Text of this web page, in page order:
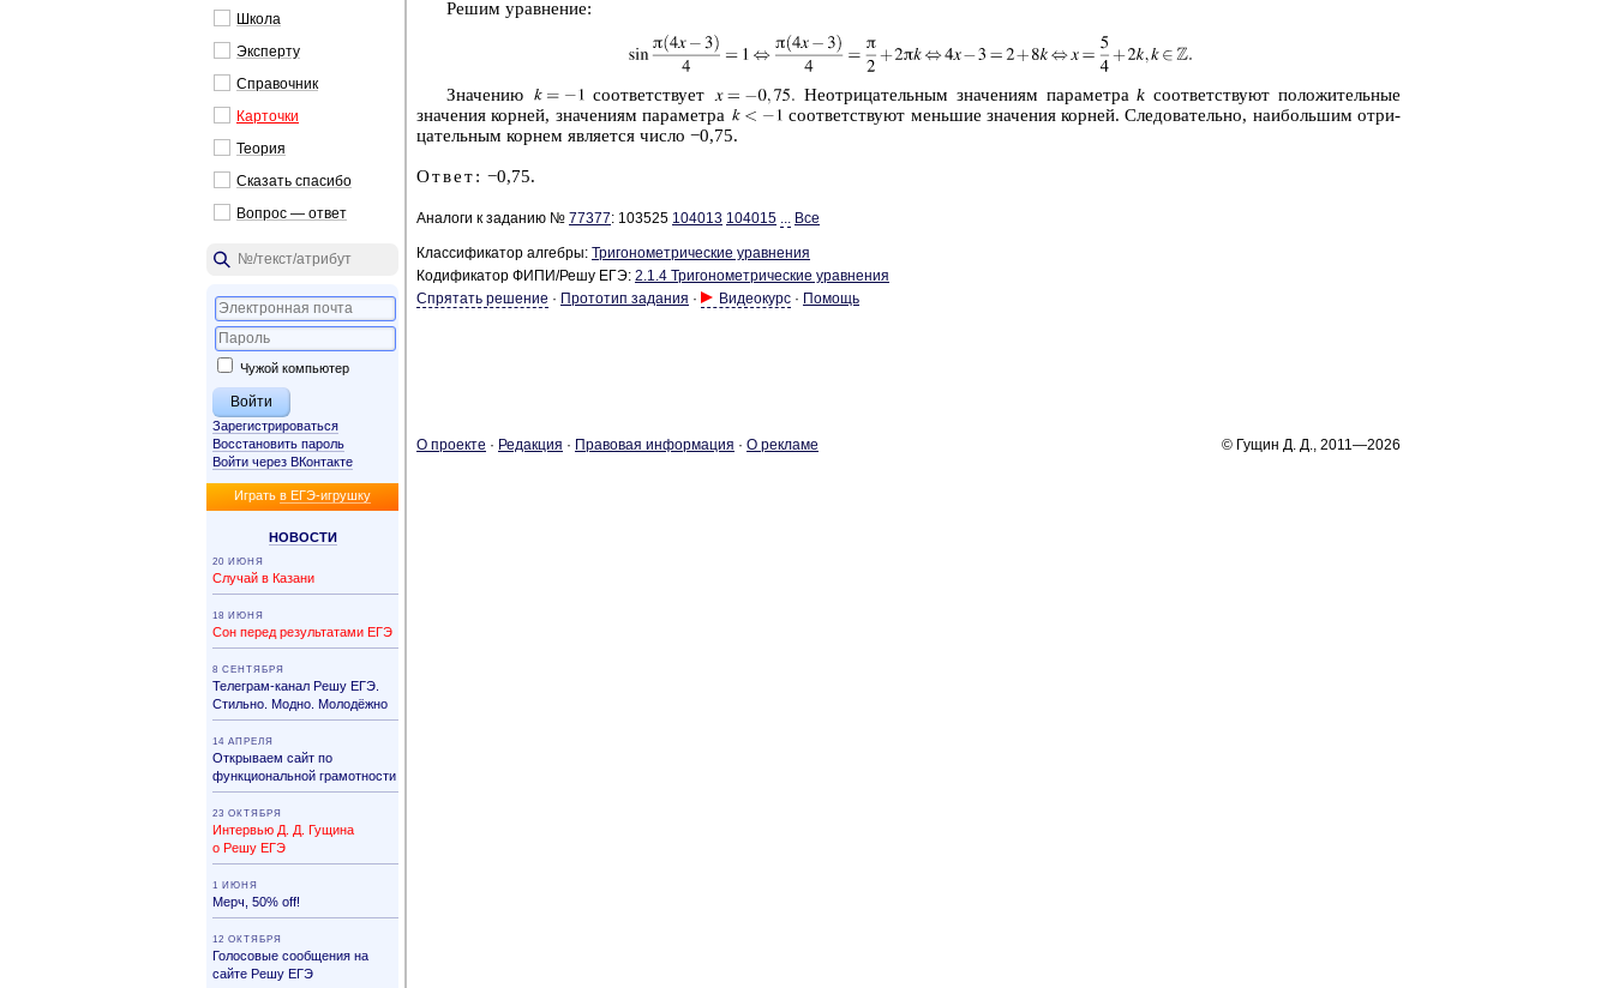
Школа
Экс­пер­ту
Спра­воч­ник
Кар­точ­ки
Тео­рия
Ска­зать спа­си­бо
Во­прос — ответ
Чужой компьютер
Зарегистрироваться
Восстановить пароль
Войти через ВКонтакте
Иг­рать в ЕГЭ-иг­руш­ку
НО­ВО­СТИ
20 ИЮНЯ
Случай в Казани
18 ИЮНЯ
Сон перед результатами ЕГЭ
8 СЕНТЯБРЯ
Телеграм-канал Решу ЕГЭ.
Стильно. Модно. Молодёжно
14 АПРЕЛЯ
Открываем сайт по
функциональной грамотности
23 ОКТЯБРЯ
Интервью Д. Д. Гущина
о Решу ЕГЭ
1 ИЮНЯ
Мерч, 50% off!
12 ОКТЯБРЯ
Голосовые сообщения на
сайте Решу ЕГЭ
Решим урав­не­ние:
Зна­че­нию со­от­вет­ству­ет Не­от­ри­ца­тель­ным зна­че­ни­ям па­ра­мет­раk со­от­вет­ству­ют по­ло­жи­тель­ные
зна­че­ния кор­ней, зна­че­ни­ям па­ра­мет­ра
со­от­вет­ству­ют мень­шие зна­че­ния кор­ней. Сле­до­ва­тель­но, наи­боль­шим от­ри­
ца­тель­ным кор­нем яв­ля­ет­ся число −0,75.
Ответ: −0,75.
Аналоги к заданию № 77377: 103525 104013 104015 ... Все
Классификатор алгебры: Три­го­но­мет­ри­че­ские урав­не­ния
Кодификатор ФИПИ/Решу ЕГЭ: 2.1.4 Три­го­но­мет­ри­че­ские урав­не­ния
Спрятать решение · Прототип задания · Видеокурс · Помощь
О про­ек­те · Ре­дак­ция · Пра­во­вая ин­фор­ма­ция · О ре­кла­ме © Гущин Д. Д., 2011—2026